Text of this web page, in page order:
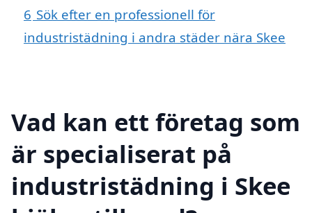
6 Sök efter en professionell för
industristädning i andra städer nära Skee
Vad kan ett företag som
är specialiserat på
industristädning i Skee